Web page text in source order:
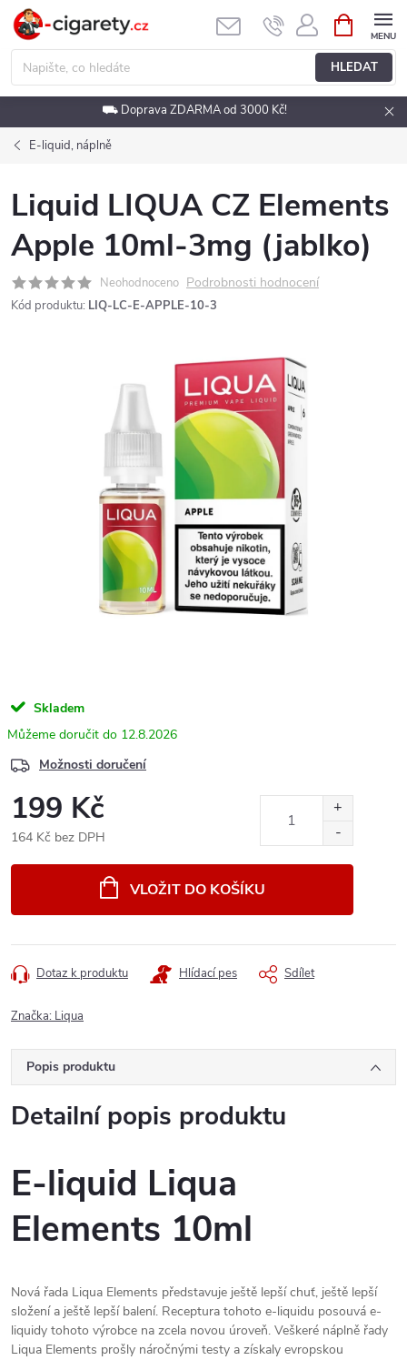
Přejít
obsah
HLEDAT
NÁKUPNÍ
KOŠÍK
⛟ Doprava ZDARMA od 3000 Kč!
E-liquid, náplně
Liquid LIQUA CZ Elements
Apple 10ml-3mg (jablko)
Neohodnoceno Podrobnosti hodnocení
Kód produktu: LIQ-LC-E-APPLE-10-3
Skladem
12.8.2026
Možnosti doručení
199 Kč
164 Kč bez DPH
VLOŽIT DO KOŠÍKU
Dotaz k produktu Hlídací pes Sdílet
Značka: Liqua
Popis produktu
Detailní popis produktu
E-liquid Liqua
Elements 10ml
Nová řada Liqua Elements představuje ještě lepší chuť, ještě lepší
složení a ještě lepší balení. Receptura tohoto e-liquidu posouvá e-
liquidy tohoto výrobce na zcela novou úroveň. Veškeré náplně řady
Liqua Elements prošly náročnými testy a získaly evropskou